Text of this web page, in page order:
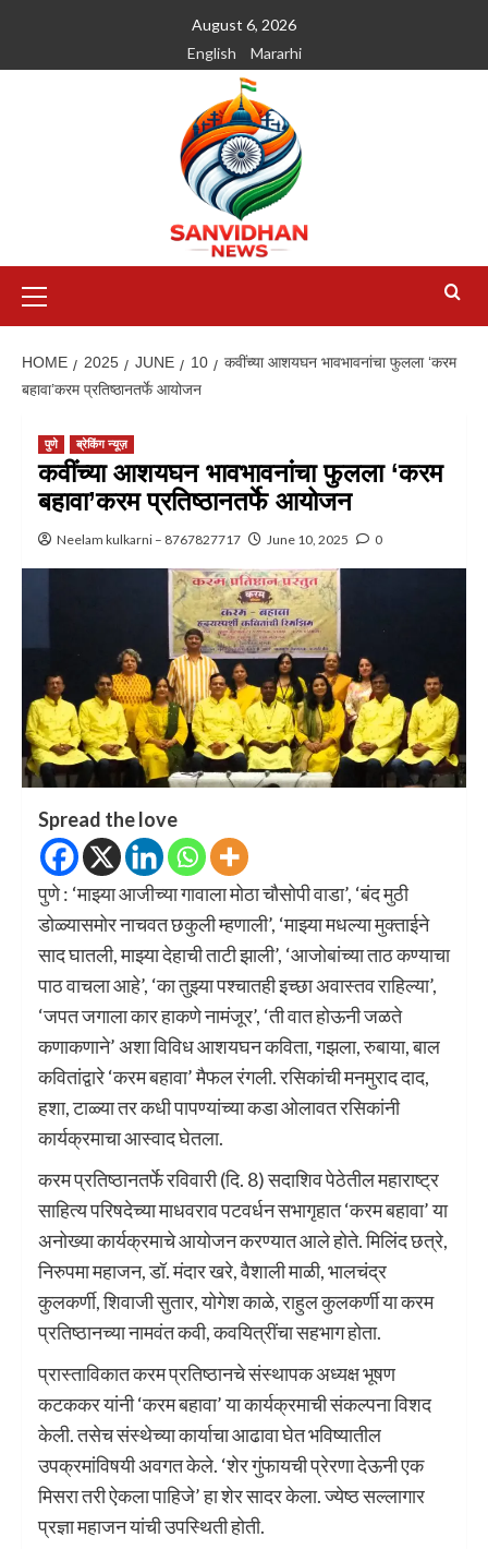
August 6, 2026
English
Mararhi
HOME 2025 JUNE 10
कवींच्या आशयघन भावभावनांचा फुलला ‌‘करम
बहावा‌’करम प्रतिष्ठानतर्फे आयोजन
पुणे ब्रेकिंग न्यूज़
कवींच्या आशयघन भावभावनांचा फुलला ‌‘करम
बहावा‌’करम प्रतिष्ठानतर्फे आयोजन
Neelam kulkarni – 8767827717 June 10, 2025 0
Spread the love
पुणे : ‌‘माझ्या आजीच्या गावाला मोठा चौसोपी वाडा‌’, ‌‘बंद मुठी
डोळ्यासमोर नाचवत छकुली म्हणाली‌’, ‌‘माझ्या मधल्या मुक्ताईने
साद घातली, माझ्या देहाची ताटी झाली‌’, ‌‘आजोबांच्या ताठ कण्याचा
पाठ वाचला आहे‌’, ‌‘का तुझ्या पश्चातही इच्छा अवास्तव राहिल्या‌’,
‌‘जपत जगाला कार हाकणे नामंजूर‌’, ‌‘ती वात होऊनी जळते
कणाकणाने‌’ अशा विविध आशयघन कविता, गझला, रुबाया, बाल
कवितांद्वारे ‌‘करम बहावा‌’ मैफल रंगली. रसिकांची मनमुराद दाद,
हशा, टाळ्या तर कधी पापण्यांच्या कडा ओलावत रसिकांनी
कार्यक्रमाचा आस्वाद घेतला.
करम प्रतिष्ठानतर्फे रविवारी (दि. 8) सदाशिव पेठेतील महाराष्ट्र
साहित्य परिषदेच्या माधवराव पटवर्धन सभागृहात ‌‘करम बहावा‌’ या
अनोख्या कार्यक्रमाचे आयोजन करण्यात आले होते. मिलिंद छत्रे,
निरुपमा महाजन, डॉ. मंदार खरे, वैशाली माळी, भालचंद्र
कुलकर्णी, शिवाजी सुतार, योगेश काळे, राहुल कुलकर्णी या करम
प्रतिष्ठानच्या नामवंत कवी, कवयित्रींचा सहभाग होता.
प्रास्ताविकात करम प्रतिष्ठानचे संस्थापक अध्यक्ष भूषण
कटककर यांनी ‌‘करम बहावा‌’ या कार्यक्रमाची संकल्पना विशद
केली. तसेच संस्थेच्या कार्याचा आढावा घेत भविष्यातील
उपक्रमांविषयी अवगत केले. ‌‘शेर गुंफायची प्रेरणा देऊनी एक
मिसरा तरी ऐकला पाहिजे‌’ हा शेर सादर केला. ज्येष्ठ सल्लागार
प्रज्ञा महाजन यांची उपस्थिती होती.